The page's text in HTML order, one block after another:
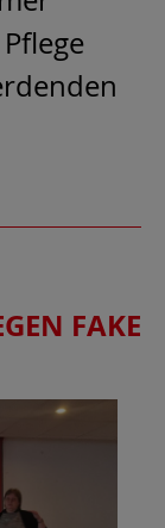
FAKE